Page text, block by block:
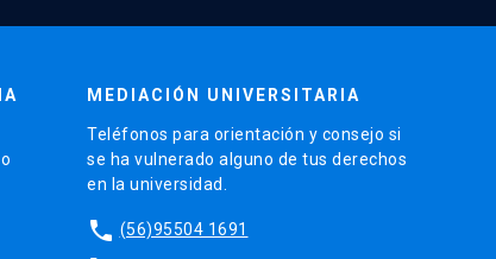
MEDIACIÓN UNIVERSITARIA
Teléfonos para orientación y consejo si
se ha vulnerado alguno de tus derechos
en la universidad.
phone (56)95504 1691